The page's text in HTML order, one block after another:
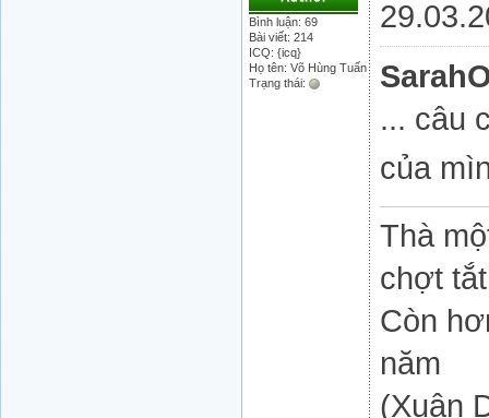
Bình luận: 69
Bài viết: 214
ICQ: {icq}
Họ tên: Võ Hùng Tuấn
Trạng thái:
... câu
của
Thà
chợt tắt
Còn
năm
(Xuân